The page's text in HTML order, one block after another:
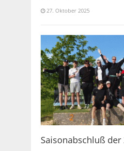
27. Oktober 2025
Saisonabschluß